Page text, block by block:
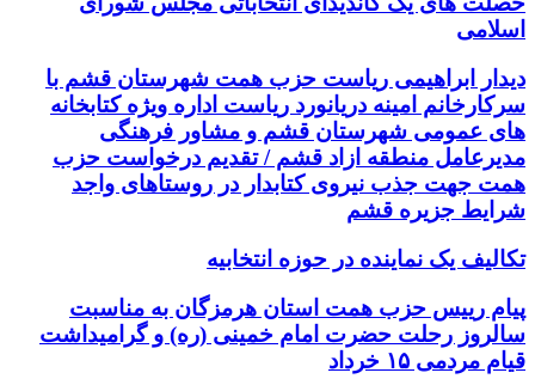
اسلامی
دیدار ابراهیمی ریاست حزب همت شهرستان قشم با
سرکارخانم امینه دریانورد ریاست اداره ویژه کتابخانه
های عمومی شهرستان قشم و مشاور فرهنگی
مدیرعامل منطقه ازاد قشم / تقدیم درخواست حزب
همت جهت جذب نیروی کتابدار در روستاهای واجد
شرایط جزیره قشم
تکالیف یک نماینده در حوزه انتخابیه
پیام رییس حزب همت استان هرمزگان به مناسبت
سالروز رحلت حضرت امام خمینی (ره) و گرامیداشت
قیام مردمی ۱۵ خرداد